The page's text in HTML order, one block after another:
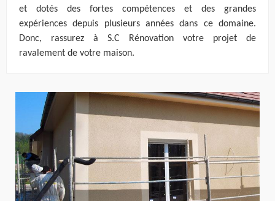
et dotés des fortes compétences et des grandes
expériences depuis plusieurs années dans ce domaine.
Donc, rassurez à S.C Rénovation votre projet de
ravalement de votre maison.